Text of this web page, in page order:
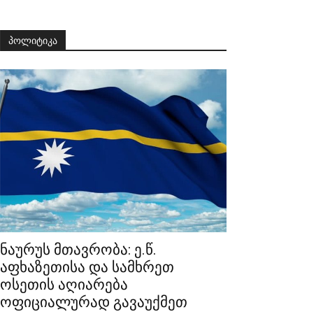
პოლიტიკა
ნაურუს მთავრობა: ე.წ.
აფხაზეთისა და სამხრეთ
ოსეთის აღიარება
ოფიციალურად გავაუქმეთ